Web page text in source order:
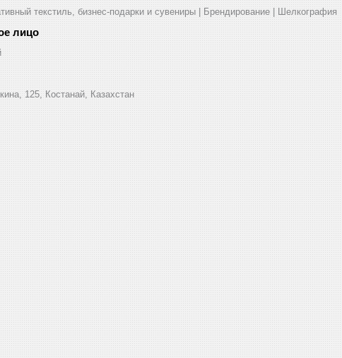
текстиль, бизнес-подарки и сувениры | Брендирование | Шелкография
125, Костанай, Казахстан